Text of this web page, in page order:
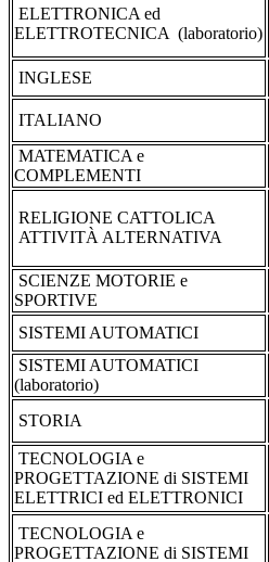
ELETTRONICA ed
ELETTROTECNICA (laboratorio)
INGLESE
ITALIANO
MATEMATICA e
COMPLEMENTI
RELIGIONE CATTOLICA
ATTIVITÀ ALTERNATIVA
SCIENZE MOTORIE e
SPORTIVE
SISTEMI AUTOMATICI
SISTEMI AUTOMATICI
(laboratorio)
STORIA
TECNOLOGIA e
PROGETTAZIONE di SISTEMI
ELETTRICI ed ELETTRONICI
TECNOLOGIA e
PROGETTAZIONE di SISTEMI